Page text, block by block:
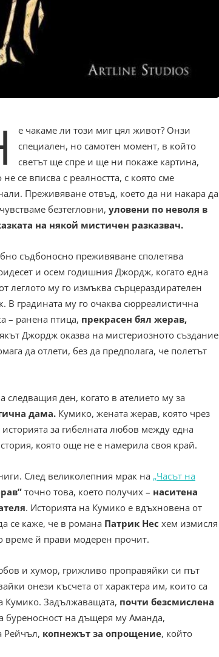
е чакаме ли този миг цял живот? Онзи
специален, но самотен момент, в който
светът ще спре и ще ни покаже картина,
не се вписва с реалността, с която сме
Преживяване отвъд, което да ни накара да
безтегловни, уловени по неволя в
на някой мистичен разказвач.
съдбоносно преживяване сполетява
и осем годишния Джордж, когато една
леглото му го измъква сърцераздирателен
В градината му го очаква сюрреалистична
– ранена птица, прекрасен бял жерав,
Джордж оказва на мистериозното създание
да отлети, без да предполага, че полетът
ден, когато в ателието му за
дама. Кумико, жената жерав, която чрез
за гибелната любов между една
която още не е намерила своя край.
След великолепния мрак на „Часът на
точно това, което получих – наситена
. Историята на Кумико е вдъхновена от
се каже, че в романа Патрик Нес хем измисля
време й прави модерен прочит.
и хумор, грижливо проправяйки си път
онези късчета от характера им, които са
Кумико. Задължаващата, почти безсмислена
на дъщеря му Аманда,
Рейчъл, копнежът за опрощение, който